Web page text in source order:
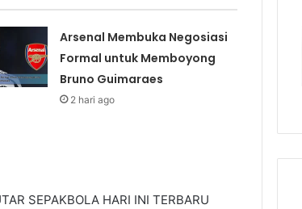
Arsenal Membuka Negosiasi
Formal untuk Memboyong
Bruno Guimaraes
2 hari ago
SEPAKBOLA HARI INI TERBARU